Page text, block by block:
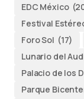
EDC México
Festival
Foro Sol (17)
Lunario del
Palacio de los
Parque